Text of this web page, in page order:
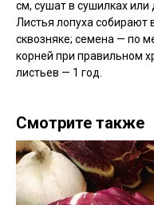
см, сушат в сушилках или
Листья лопуха собирают
сквозняке; семена — по
корней при правильном
листьев — 1 год.
Смотрите также